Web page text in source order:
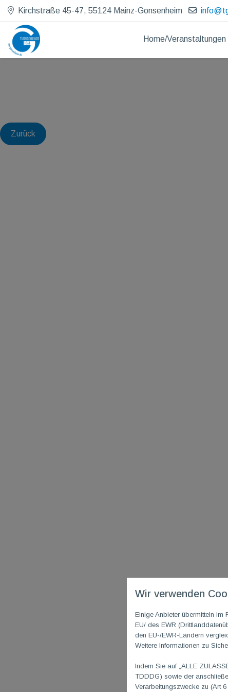
Kirchstraße 45-47, 55124 Mainz-Gonsenheim
Home/Veranstaltungen
Zurück
Wir verwenden
Einige Anbieter übermitteln
EU/ des EWR
den EU-/EWR-Ländern
Weitere Informationen zu
Indem Sie auf „ALLE
TDDDG) sowie der
Verarbeitungszwecke zu (Art